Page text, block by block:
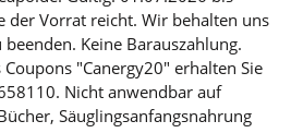
der Vorrat reicht. Wir behalten uns
Keine Barauszahlung.
"Canergy20" erhalten Sie
Nicht anwendbar auf
Säuglingsanfangsnahrung